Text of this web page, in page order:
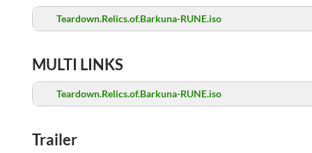
Teardown.Relics.of.Barkuna-RUNE.iso
MULTI LINKS
Teardown.Relics.of.Barkuna-RUNE.iso
Trailer